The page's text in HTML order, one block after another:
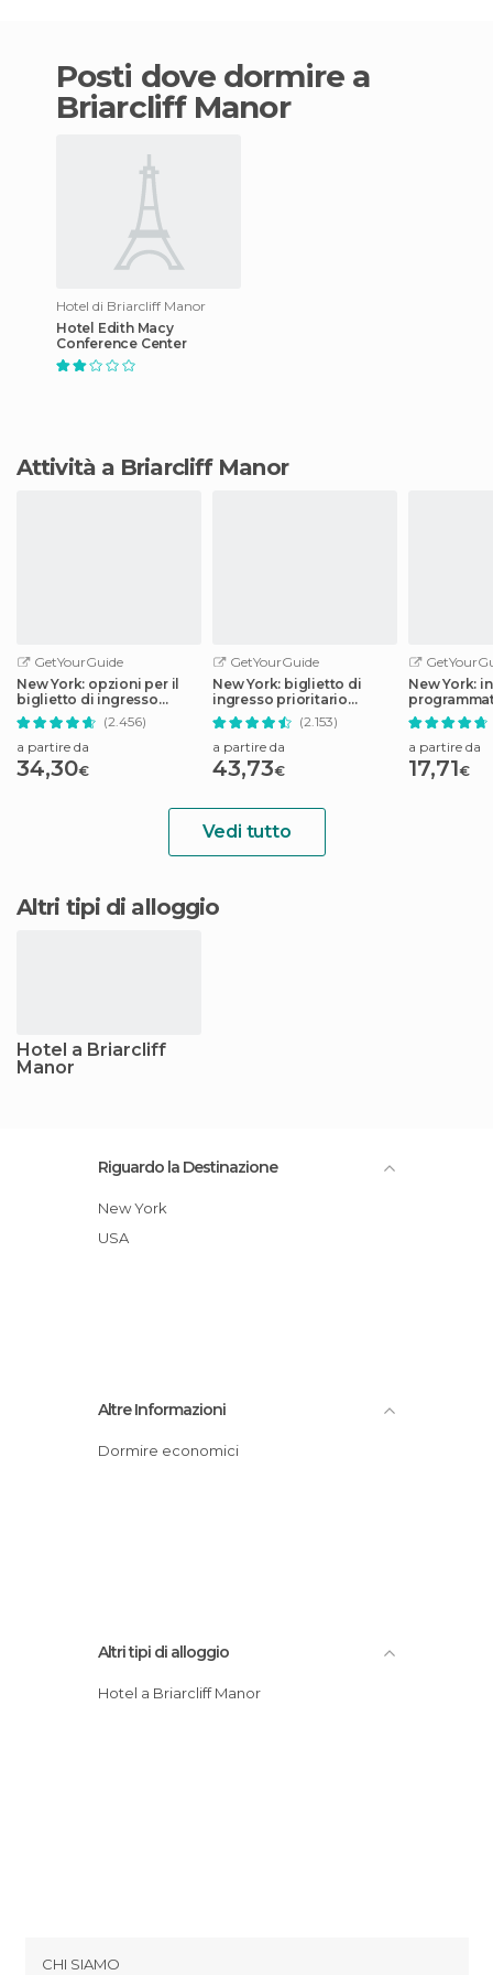
Posti dove dormire a
Briarcliff Manor
Hotel di Briarcliff Manor
Hotel Edith Macy
Conference Center
Attività a Briarcliff Manor
GetYourGuide
New York: opzioni per il
biglietto di ingresso
prioritario al One World
Observatory
(2.456)
a partire da
34,30€
GetYourGuide
New York: biglietto di
ingresso prioritario
all'Empire State Building
(2.153)
a partire da
43,73€
New York:
Memorial &
a partire da
17,71€
Vedi tutto
Altri tipi di alloggio
Hotel a Briarcliff
Manor
Riguardo la Destinazione
New York
USA
Altre Informazioni
Dormire economici
Altri tipi di alloggio
Hotel a Briarcliff Manor
CHI SIAMO